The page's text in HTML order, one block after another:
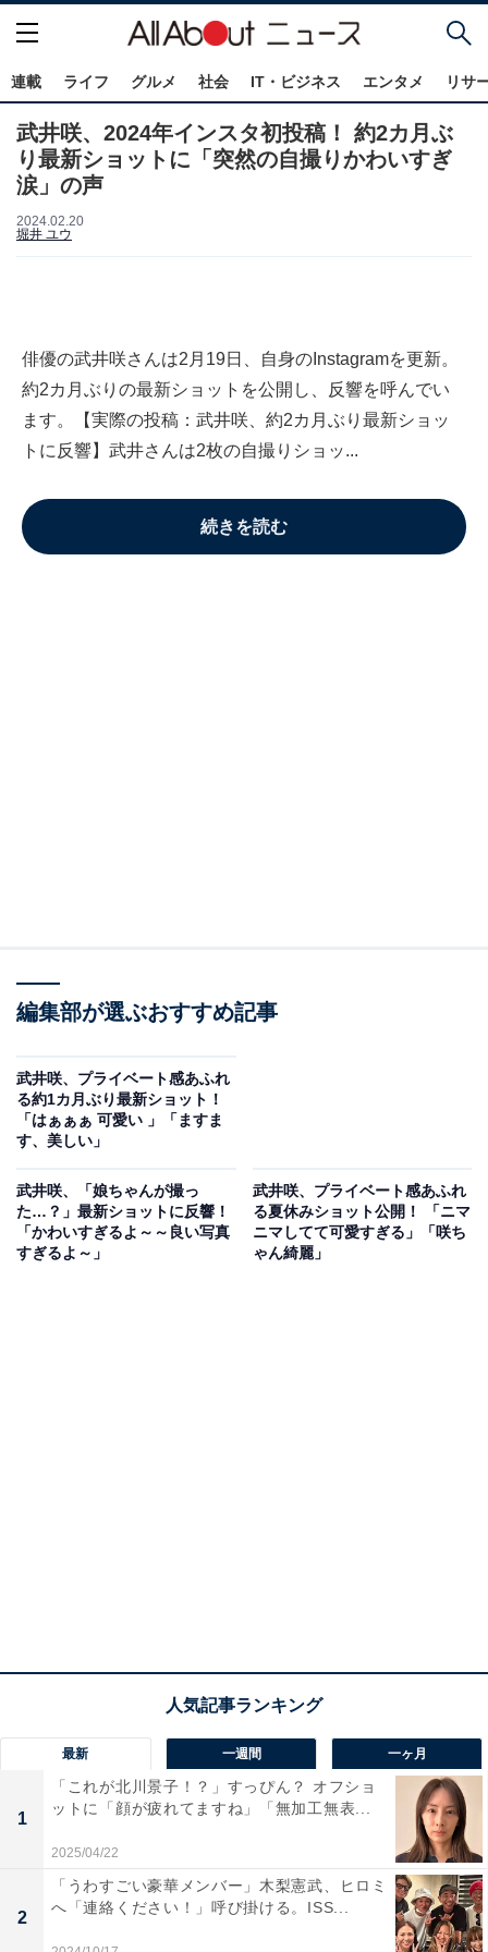
連載 ライフ グルメ 社会 IT・ビジネス エンタメ リサ
武井咲、2024年インスタ初投稿！ 約2カ月ぶ
り最新ショットに「突然の自撮りかわいすぎ
涙」の声
2024.02.20
堀井 ユウ
俳優の武井咲さんは2月19日、自身のInstagramを更新。
約2カ月ぶりの最新ショットを公開し、反響を呼んでい
ます。【実際の投稿：武井咲、約2カ月ぶり最新ショッ
トに反響】武井さんは2枚の自撮りショッ...
続きを読む
編集部が選ぶおすすめ記事
武井咲、プライベート感あふれ
る約1カ月ぶり最新ショット！
「はぁぁぁ 可愛い 」「ますま
す、美しい」
武井咲、「娘ちゃんが撮っ
た…？」最新ショットに反響！
「かわいすぎるよ～～良い写真
すぎるよ～」
武井咲、プライベート感あふれ
る夏休みショット公開！ 「ニマ
ニマしてて可愛すぎる」「咲ち
ゃん綺麗」
最新 一週間 一ヶ月
1
「これが北川景子！？」すっぴん？ オフショ
ットに「顔が疲れてますね」「無加工無表...
2025/04/22
2
「うわすごい豪華メンバー」木梨憲武、ヒロミ
へ「連絡ください！」呼び掛ける。ISS...